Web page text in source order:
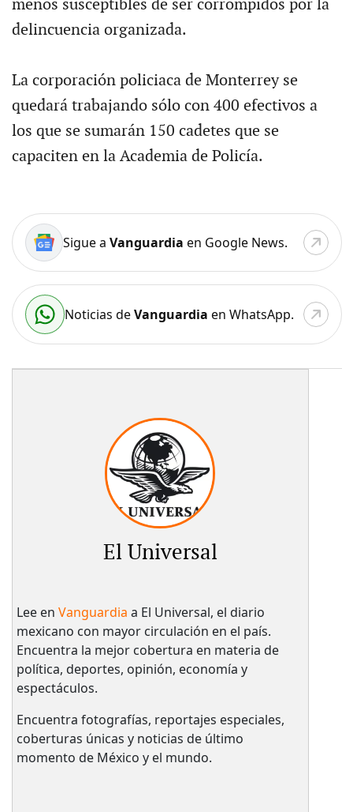
menos susceptibles de ser corrompidos por la
delincuencia organizada.
La corporación policiaca de Monterrey se
quedará trabajando sólo con 400 efectivos a
los que se sumarán 150 cadetes que se
capaciten en la Academia de Policía.
Sigue a Vanguardia en Google News.
Noticias deVanguardia en WhatsApp.
El Universal
Lee en Vanguardia a El Universal, el diario
mexicano con mayor circulación en el país.​
Encuentra la mejor cobertura en materia de
política, deportes, opinión, economía y
espectáculos.
Encuentra fotografías, reportajes especiales,
coberturas únicas y noticias de último
momento de México y el mundo.